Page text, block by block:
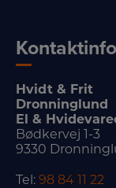
Hvidt & Frit
Dronninglund
El &
Bødkervej 1-3
9330
Tel: 98 84 11 22